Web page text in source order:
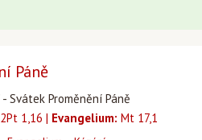
Páně
Svátek Proměnění Páně
2Pt 1,16 | Evangelium: Mt 17,1